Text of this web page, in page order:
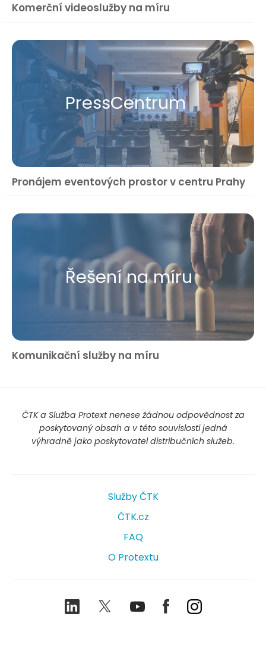
Komerční videoslužby na míru
Press​Centrum
Pronájem eventových prostor v centru Prahy
Řešení na míru
Komunikační služby na míru
ČTK a Služba Protext nenese žádnou odpovědnost za
poskytovaný obsah a v této souvislosti jedná
výhradně jako poskytovatel distribučních služeb.
Služby ČTK
ČTK.cz
FAQ
O Protextu
LinkedIn TwitterYoutubeFacebookInstagram